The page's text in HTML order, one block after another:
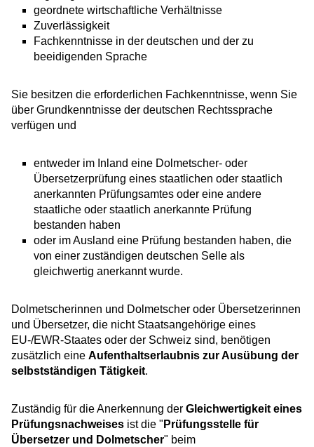
geordnete wirtschaftliche Verhältnisse
Zuverlässigkeit
Fachkenntnisse in der deutschen und der zu
beeidigenden Sprache
Sie besitzen die erforderlichen Fachkenntnisse, wenn Sie
über Grundkenntnisse der deutschen Rechtssprache
verfügen und
entweder im Inland eine Dolmetscher- oder
Übersetzerprüfung eines staatlichen oder staatlich
anerkannten Prüfungsamtes oder eine andere
staatliche oder staatlich anerkannte Prüfung
bestanden haben
oder im Ausland eine Prüfung bestanden haben, die
von einer zuständigen deutschen Selle als
gleichwertig anerkannt wurde.
Dolmetscherinnen und Dolmetscher oder Übersetzerinnen
und Übersetzer, die nicht Staatsangehörige eines
EU-/EWR-Staates oder der Schweiz sind, benötigen
zusätzlich eine Aufenthaltserlaubnis zur Ausübung der
selbstständigen Tätigkeit.
Zuständig für die Anerkennung der Gleichwertigkeit eines
Prüfungsnachweises ist die " Prüfungsstelle für
Übersetzer und Dolmetscher" beim